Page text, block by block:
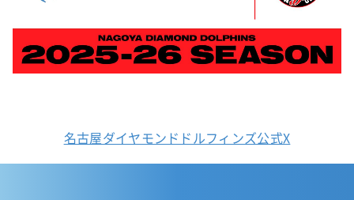
名古屋ダイヤモンドドルフィンズ公式X